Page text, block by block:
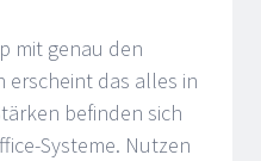
mit genau den
erscheint das alles in
befinden sich
Systeme. Nutzen